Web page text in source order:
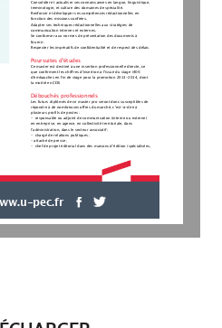
Consolider et actualiser ses connaissances en langue, linguistique,
terminologie, et culture des domaines de spécialité.
Renforcer et développer ses compétences rédactionnelles en
fonction des missions confiées.
Adapter ses techniques rédactionnelles aux stratégies de
communication internes et externes.
Se conformer aux normes de présentation des documents à
fournir.
Respecter les impératifs de confidentialité et de respect des délais
Poursuites d'études
Ce master est destiné à une insertion professionnelle directe, ce
que confirment les chiffres d'insertion à l'issue du stage (40%
d'embauches en fin de stage pour la promotion 2013-2014, dont
la moitié en CDI)
Débouchés professionnels
Les futurs diplômés de ce master pro seront donc susceptibles de
répondre à de nombreuses offres du marché, c’est-à-dire à
plusieurs profils de postes :
-  responsable ou adjoint de communication (interne ou externe)
en entreprise, en agence, en collectivité territoriale, dans
l’administration, dans le secteur associatif ;
-  chargé de relations publiques ;
- attaché de presse ;
-  chef de projet éditorial dans des maisons d’édition (spécialisées,
pec.fr